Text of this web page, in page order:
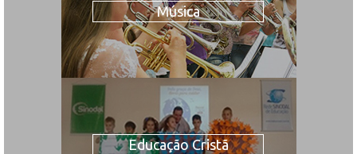
Música
Educação Cristã